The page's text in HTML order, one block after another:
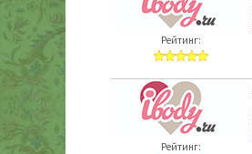
Рейтинг:
Рейтинг: